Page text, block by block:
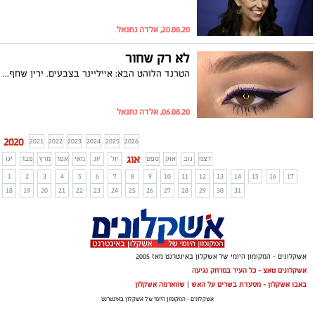
20.08.20, אלדה נתנאל
לא רק שחור
הטרנד הלוהט הבא: אייליינר בצבעים. ירין שחף, מנהל בית הספר למקצועות היופי, מסביר איך לאמץ את המגמה הססגונית בסטייל
06.08.20, אלדה נתנאל
2020 2021 2022 2023 2024 2025 2026
ינו
פבר מרץ אפר מאי יונ יול אוג ספט אוק נוב
דצמ
1
2 3 4 5 6 7 8 9 10 11 12 13 14 15 16
17
18
19 20 21 22 23 24 25 26 27 28 29 30 31
אשקלונים - המקומון היומי של אשקלון באינטרנט מאז 2005
אשקלונים טאצ - כל העיר במרחק נגיעה
באבו אשקלון - מסעדת בשרים על האש | שווארמה אשקלון
אשקלונים - המקומון היומי של אשקלון באינטרנט